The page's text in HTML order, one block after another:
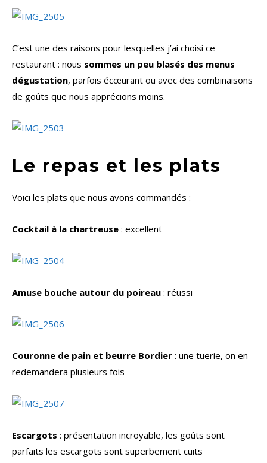
C’est une des raisons pour lesquelles j’ai choisi ce
restaurant : nous sommes un peu blasés des menus
dégustation, parfois écœurant ou avec des combinaisons
de goûts que nous apprécions moins.
Le repas et les plats
Voici les plats que nous avons commandés :
Cocktail à la chartreuse : excellent
Amuse bouche autour du poireau : réussi
Couronne de pain et beurre Bordier : une tuerie, on en
redemandera plusieurs fois
Escargots : présentation incroyable, les goûts sont
parfaits les escargots sont superbement cuits